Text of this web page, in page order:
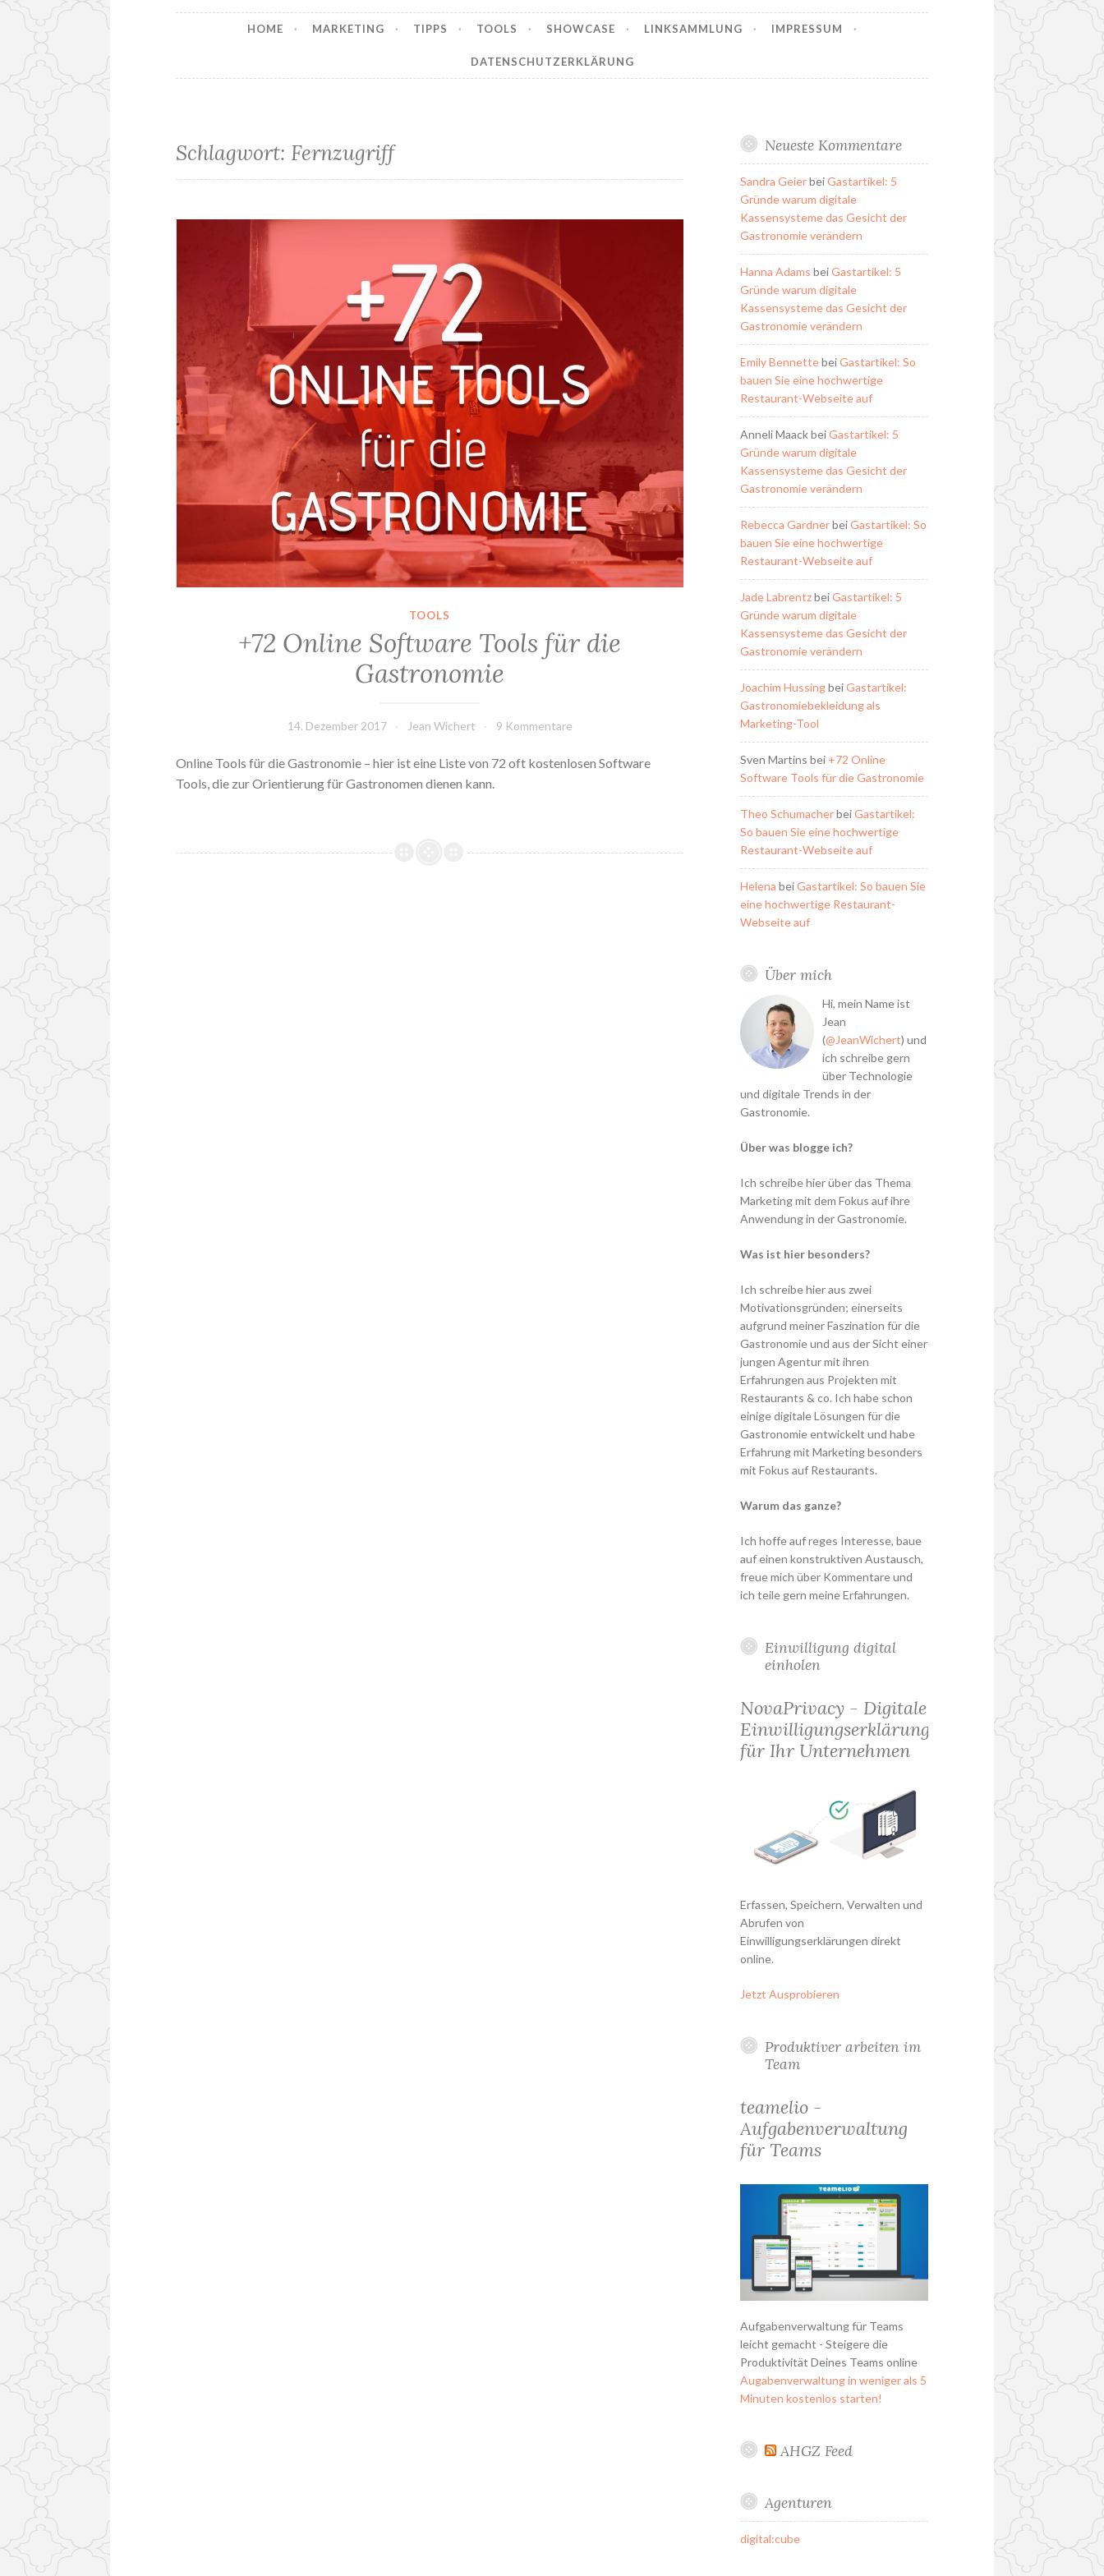
HOME MARKETING TIPPS TOOLS SHOWCASE LINKSAMMLUNG IMPRESSUM
DATENSCHUTZERKLÄRUNG
Schlagwort: Fernzugriff
+72 Online Software Tools für die Gastronomie
TOOLS
+72 Online Software Tools für die
Gastronomie
14. Dezember 2017 Jean Wichert 9 Kommentare
Online Tools für die Gastronomie – hier ist eine Liste von 72 oft kostenlosen Software
Tools, die zur Orientierung für Gastronomen dienen kann.
Neueste Kommentare
Sandra GeierbeiGastartikel: 5
Gründe warum digitale
Kassensysteme das Gesicht der
Gastronomie verändern
Hanna Adams beiGastartikel: 5
Gründe warum digitale
Kassensysteme das Gesicht der
Gastronomie verändern
Emily BennettebeiGastartikel: So
bauen Sie eine hochwertige
Restaurant-Webseite auf
Anneli MaackbeiGastartikel: 5
Gründe warum digitale
Kassensysteme das Gesicht der
Gastronomie verändern
Rebecca GardnerbeiGastartikel: So
bauen Sie eine hochwertige
Restaurant-Webseite auf
Jade LabrentzbeiGastartikel: 5
Gründe warum digitale
Kassensysteme das Gesicht der
Gastronomie verändern
Joachim HussingbeiGastartikel:
Gastronomiebekleidung als
Marketing-Tool
Sven Martins bei +72 Online
Software Tools für die Gastronomie
Theo SchumacherbeiGastartikel:
So bauen Sie eine hochwertige
Restaurant-Webseite auf
Helena beiGastartikel: So bauen Sie
eine hochwertige Restaurant-
Webseite auf
Über mich
Hi, mein Name ist
Jean
(@JeanWichert) und
ich schreibe gern
über Technologie
und digitale Trends in der
Gastronomie.
Über was blogge ich?
Ich schreibe hier über das Thema
Marketing mit dem Fokus auf ihre
Anwendung in der Gastronomie.
Was ist hier besonders?
Ich schreibe hier aus zwei
Motivationsgründen; einerseits
aufgrund meiner Faszination für die
Gastronomie und aus der Sicht einer
jungen Agentur mit ihren
Erfahrungen aus Projekten mit
Restaurants & co. Ich habe schon
einige digitale Lösungen für die
Gastronomie entwickelt und habe
Erfahrung mit Marketing besonders
mit Fokus auf Restaurants.
Warum das ganze?
Ich hoffe auf reges Interesse, baue
auf einen konstruktiven Austausch,
freue mich über Kommentare und
ich teile gern meine Erfahrungen.
Einwilligung digital
einholen
NovaPrivacy - Digitale
Einwilligungserklärung
für Ihr Unternehmen
Erfassen, Speichern, Verwalten und
Abrufen von
Einwilligungserklärungen direkt
online.
Jetzt Ausprobieren
Produktiver arbeiten im
Team
teamelio -
Aufgabenverwaltung
für Teams
Aufgabenverwaltung für Teams
leicht gemacht - Steigere die
Produktivität Deines Teams online
Augabenverwaltung in weniger als 5
Minuten kostenlos starten!
AHGZ Feed
Agenturen
digital:cube